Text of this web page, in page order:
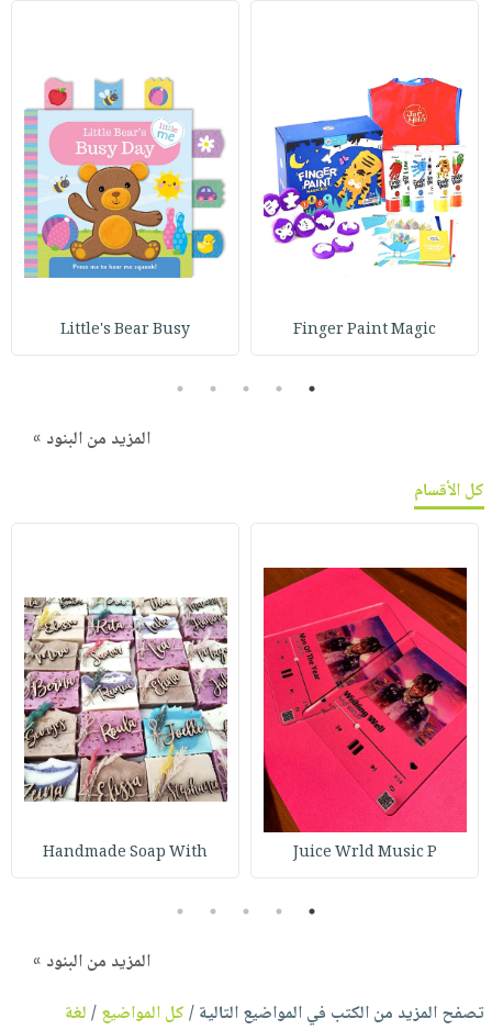
Finger Paint Magic
Little's Bear Busy
1
2
3
4
5
المزيد من البنود »
كل الأقسام
Juice Wrld Music P
Handmade Soap With
1
2
3
4
5
المزيد من البنود »
تصفح المزيد من الكتب في المواضيع التالية /كل المواضيع/لغة